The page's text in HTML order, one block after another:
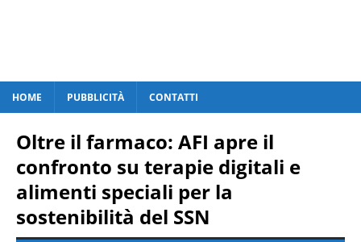
HOME PUBBLICITÀ CONTATTI
Oltre il farmaco: AFI apre il
confronto su terapie digitali e
alimenti speciali per la
sostenibilità del SSN